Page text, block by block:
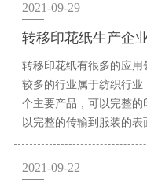
2021-09-29
转移印花纸生产企
转移印花纸有很多的应
较多的行业属于纺织行
个主要产品，可以完整
以完整的传输到服装的表
2021-09-22